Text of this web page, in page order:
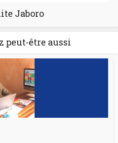
Jaboro
peut-être aussi